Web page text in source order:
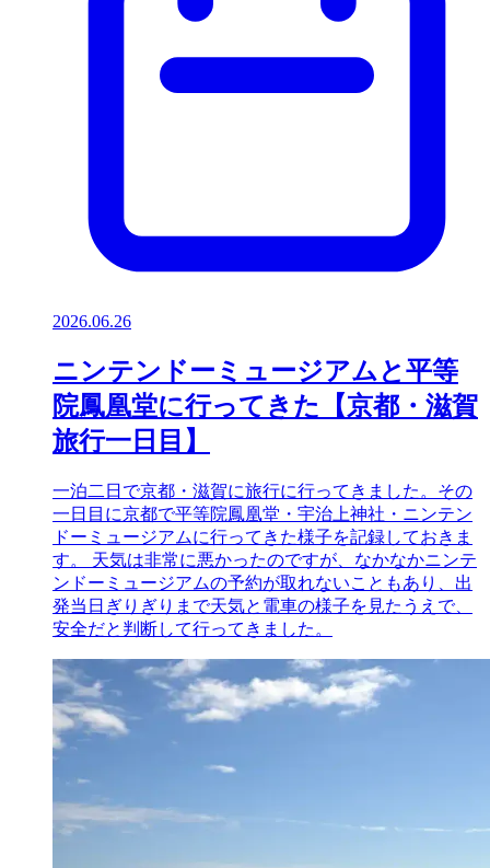
2026.06.26
ニンテンドーミュージアムと平等
院鳳凰堂に行ってきた【京都・滋賀
旅行一日目】
一泊二日で京都・滋賀に旅行に行ってきました。その
一日目に京都で平等院鳳凰堂・宇治上神社・ニンテン
ドーミュージアムに行ってきた様子を記録しておきま
す。 天気は非常に悪かったのですが、なかなかニンテ
ンドーミュージアムの予約が取れないこともあり、出
発当日ぎりぎりまで天気と電車の様子を見たうえで、
安全だと判断して行ってきました。